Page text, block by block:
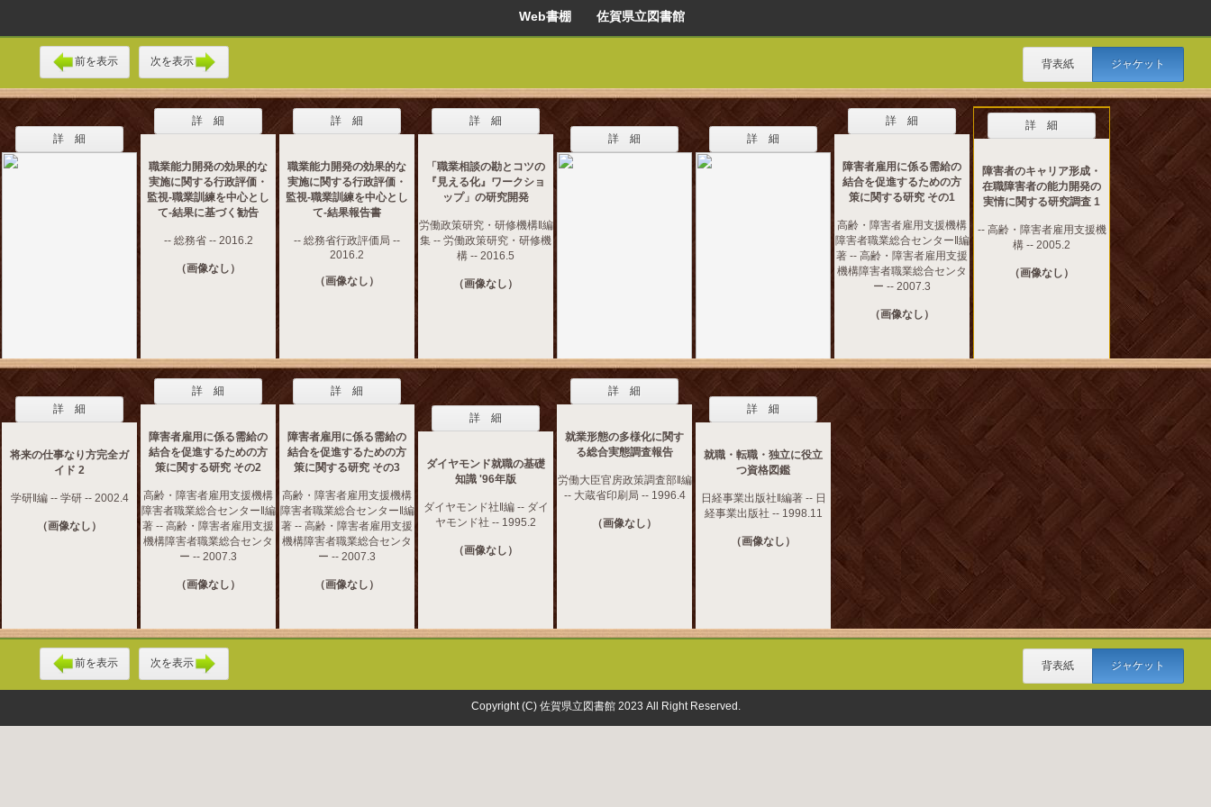
Web書棚 佐賀県立図書館
前を表示 次を表示 背表紙 ジャケット
詳 細
詳 細
職業能力開発の効果的な
実施に関する行政評価・
監視-職業訓練を中心とし
て-結果に基づく勧告
-- 総務省 -- 2016.2
（画像なし）
詳 細
職業能力開発の効果的な
実施に関する行政評価・
監視-職業訓練を中心とし
て-結果報告書
-- 総務省行政評価局 --
2016.2
（画像なし）
詳 細
「職業相談の勘とコツの
『見える化』ワークショ
ップ」の研究開発
労働政策研究・研修機構‖編
集 -- 労働政策研究・研修機
構 -- 2016.5
（画像なし）
詳 細 詳 細
詳 細
障害者雇用に係る需給の
結合を促進するための方
策に関する研究 その1
高齢・障害者雇用支援機構
障害者職業総合センター‖編
著 -- 高齢・障害者雇用支援
機構障害者職業総合センタ
ー -- 2007.3
（画像なし）
詳 細
障害者のキャリア形成・
在職障害者の能力開発の
実情に関する研究調査 1
-- 高齢・障害者雇用支援機
構 -- 2005.2
（画像なし）
詳 細
将来の仕事なり方完全ガ
イド 2
学研‖編 -- 学研 -- 2002.4
（画像なし）
詳 細
障害者雇用に係る需給の
結合を促進するための方
策に関する研究 その2
高齢・障害者雇用支援機構
障害者職業総合センター‖編
著 -- 高齢・障害者雇用支援
機構障害者職業総合センタ
ー -- 2007.3
（画像なし）
詳 細
障害者雇用に係る需給の
結合を促進するための方
策に関する研究 その3
高齢・障害者雇用支援機構
障害者職業総合センター‖編
著 -- 高齢・障害者雇用支援
機構障害者職業総合センタ
ー -- 2007.3
（画像なし）
詳 細
ダイヤモンド就職の基礎
知識 '96年版
ダイヤモンド社‖編 -- ダイ
ヤモンド社 -- 1995.2
（画像なし）
詳 細
就業形態の多様化に関す
る総合実態調査報告
労働大臣官房政策調査部‖編
-- 大蔵省印刷局 -- 1996.4
（画像なし）
詳 細
就職・転職・独立に役立
つ資格図鑑
日経事業出版社‖編著 -- 日
経事業出版社 -- 1998.11
（画像なし）
前を表示 次を表示 背表紙 ジャケット
Copyright (C) 佐賀県立図書館 2023 All Right Reserved.